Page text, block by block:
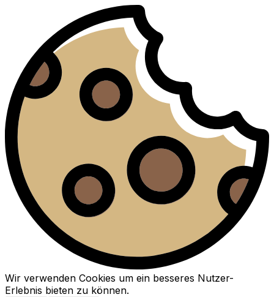
Wir verwenden Cookies um ein besseres Nutzer-
Erlebnis bieten zu können.